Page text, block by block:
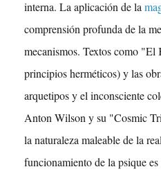
interna. La aplicación de la
comprensión profunda de la
mecanismos. Textos como
principios herméticos) y las
arquetipos y el inconsciente
Anton Wilson y su "Cosmic
la naturaleza maleable de la
funcionamiento de la psique